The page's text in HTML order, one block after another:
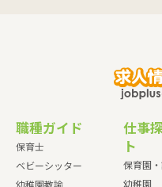
職種ガイド
保育士
ベビーシッター
仕事
ト
保育園
幼稚園